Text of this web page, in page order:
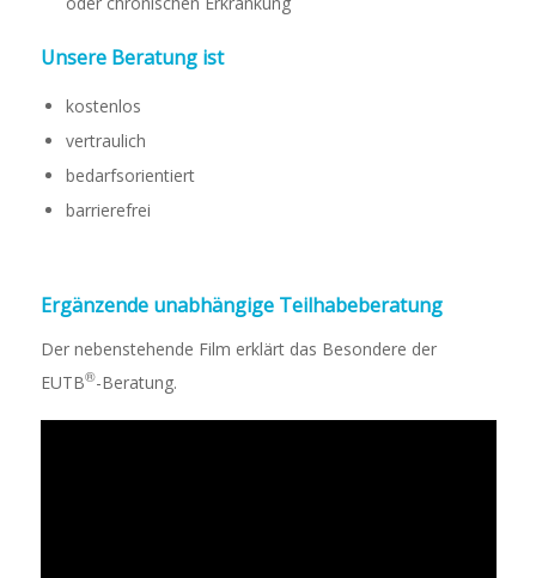
Unsere Beratung ist
kostenlos
vertraulich
bedarfsorientiert
barrierefrei
Ergänzende unabhängige Teilhabeberatung
Der nebenstehende Film erklärt das Besondere der
EUTB®-Beratung.